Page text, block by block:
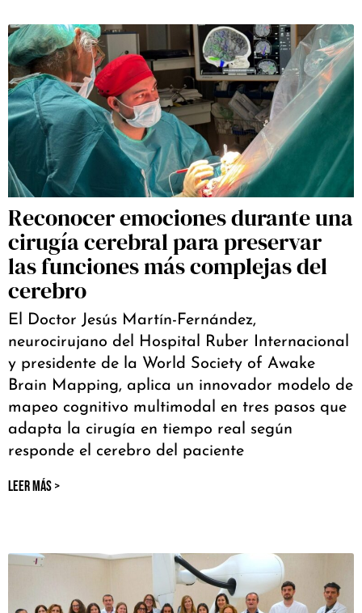
Reconocer emociones durante una
cirugía cerebral para preservar
las funciones más complejas del
cerebro
El Doctor Jesús Martín-Fernández,
neurocirujano del Hospital Ruber Internacional
y presidente de la World Society of Awake
Brain Mapping, aplica un innovador modelo de
mapeo cognitivo multimodal en tres pasos que
adapta la cirugía en tiempo real según
responde el cerebro del paciente
LEER MÁS >